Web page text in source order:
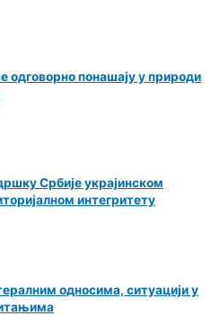
одговорно понашају у природи
Србије украјинском
интегритету
односима, ситуацији у